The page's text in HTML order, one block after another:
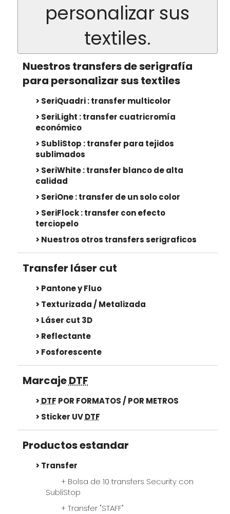
TRANSFER ANTIMIGRACIÓN
Sublistop : Para tejidos sublimados
TRANSFERS LÁSER CUT
PLANCHA A DESCARTAR
Pantone y Fluo
3D
Reflectante
Fosforescente New
MARCADOS DTF
PARA TEXTIL
Transfert DTF
PRODUCTOS ESTANDAR
TRANSFER
Transfer "SECURITY"
Transfer "COACH" New !
Transfer" VISITOR" New !
Porta placas de identificación para agentes
Porta credenciales
Porta dorsal New !
personalizar sus
textiles.
Nuestros transfers de serigrafía
para personalizar sus textiles
SeriQuadri : transfer multicolor
SeriLight : transfer cuatricromía
económico
SubliStop : transfer para tejidos
sublimados
SeriWhite : transfer blanco de alta
calidad
SeriOne : transfer de un solo color
SeriFlock : transfer con efecto
terciopelo
Nuestros otros transfers serigraficos
Transfer láser cut
Pantone y Fluo
Texturizada / Metalizada
Láser cut 3D
Reflectante
Fosforescente
MarcajeDTF
DTF POR FORMATOS / POR METROS
Sticker UVDTF
Productos estandar
Transfer
Bolsa de 10 transfers Security con
SubliStop
Transfer "STAFF"